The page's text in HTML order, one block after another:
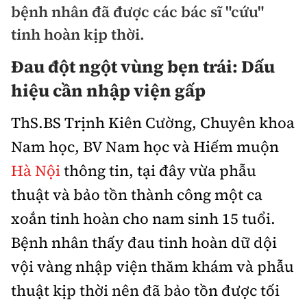
Chuyện dọc đường
Cải chính
Quy hoạch kiến trúc
Giám định chất lượng
Quản lý đô thị
Quản lý
Hàng không
Đường sắt
Đăng kiểm
Đường sắt tốc độ cao
Đường thủy
Hàng hải
Đường sắt đô thị
Kinh tế
Thị trường
Tài chính
Chứng khoán
Bảo hiểm
Doanh nghiệp
Pháp luật
Thanh tra
An ninh hình sự
Điều tra
Pháp đình
Hỏi - Đáp
Giao thông 24h
ATGT địa phương
Văn hóa giao thông
Lái xe an toàn
Chung tay vì ATGT
Chất lượng sống
Giáo dục
Y tế
Đời sống
Lao động - Công đoàn
Văn hóa - Giải Trí
Văn hóa
Showbiz
Điện ảnh
Thể thao
Bóng đá
Bình luận
Công nghệ
bệnh nhân đã được các bác sĩ "cứu"
tinh hoàn kịp thời.
Đau đột ngột vùng bẹn trái: Dấu
hiệu cần nhập viện gấp
ThS.BS Trịnh Kiên Cường, Chuyên khoa
Nam học, BV Nam học và Hiếm muộn
Hà Nộithông tin, tại đây vừa phẫu
thuật và bảo tồn thành công một ca
xoắn tinh hoàn cho nam sinh 15 tuổi.
Bệnh nhân thấy đau tinh hoàn dữ dội
vội vàng nhập viện thăm khám và phẫu
thuật kịp thời nên đã bảo tồn được tối